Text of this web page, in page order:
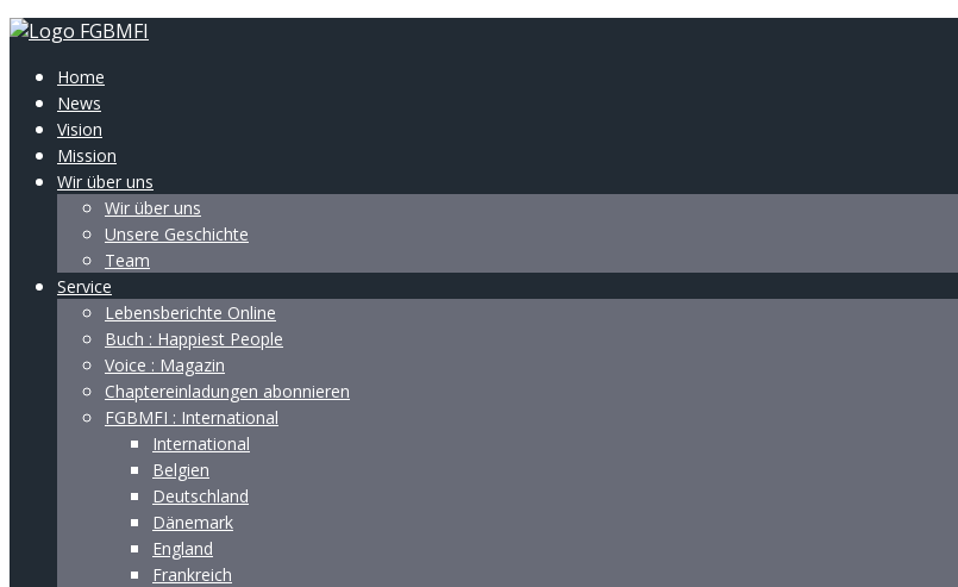
Home
News
Vision
Mission
Wir über uns
Wir über uns
Unsere Geschichte
Team
Service
Lebensberichte Online
Buch : Happiest People
Voice : Magazin
Chaptereinladungen abonnieren
FGBMFI : International
International
Belgien
Deutschland
Dänemark
England
Frankreich